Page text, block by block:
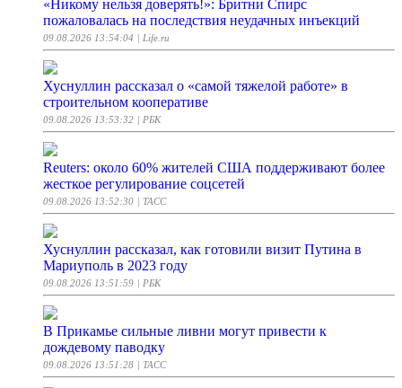
«Никому нельзя доверять!»: Бритни Спирс
пожаловалась на последствия неудачных инъекций
09.08.2026 13:54:04 | Life.ru
Хуснуллин рассказал о «самой тяжелой работе» в
строительном кооперативе
09.08.2026 13:53:32 | РБК
Reuters: около 60% жителей США поддерживают более
жесткое регулирование соцсетей
09.08.2026 13:52:30 | ТАСС
Хуснуллин рассказал, как готовили визит Путина в
Мариуполь в 2023 году
09.08.2026 13:51:59 | РБК
В Прикамье сильные ливни могут привести к
дождевому паводку
09.08.2026 13:51:28 | ТАСС